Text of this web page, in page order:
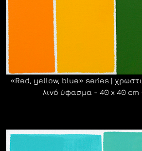
«Red, yellow, blue» series |
λινό ύφασμα - 40 x 40 cm